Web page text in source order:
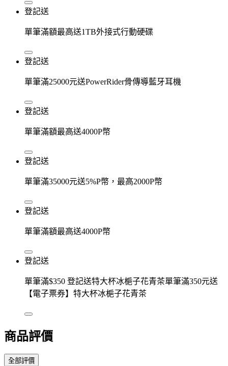
登記送
單筆滿額最高送1TB外接式行動硬碟
登記送
單筆滿25000元送PowerRider骨傳導藍牙耳機
登記送
單筆滿額最高送4000P幣
登記送
單筆滿35000元送5%P幣，最高2000P幣
登記送
單筆滿額最高送4000P幣
登記送
單筆滿$350 登記送特大杯冰梔子花青茶單筆滿350元送
【電子票券】特大杯冰梔子花青茶
商品評價
全部評價